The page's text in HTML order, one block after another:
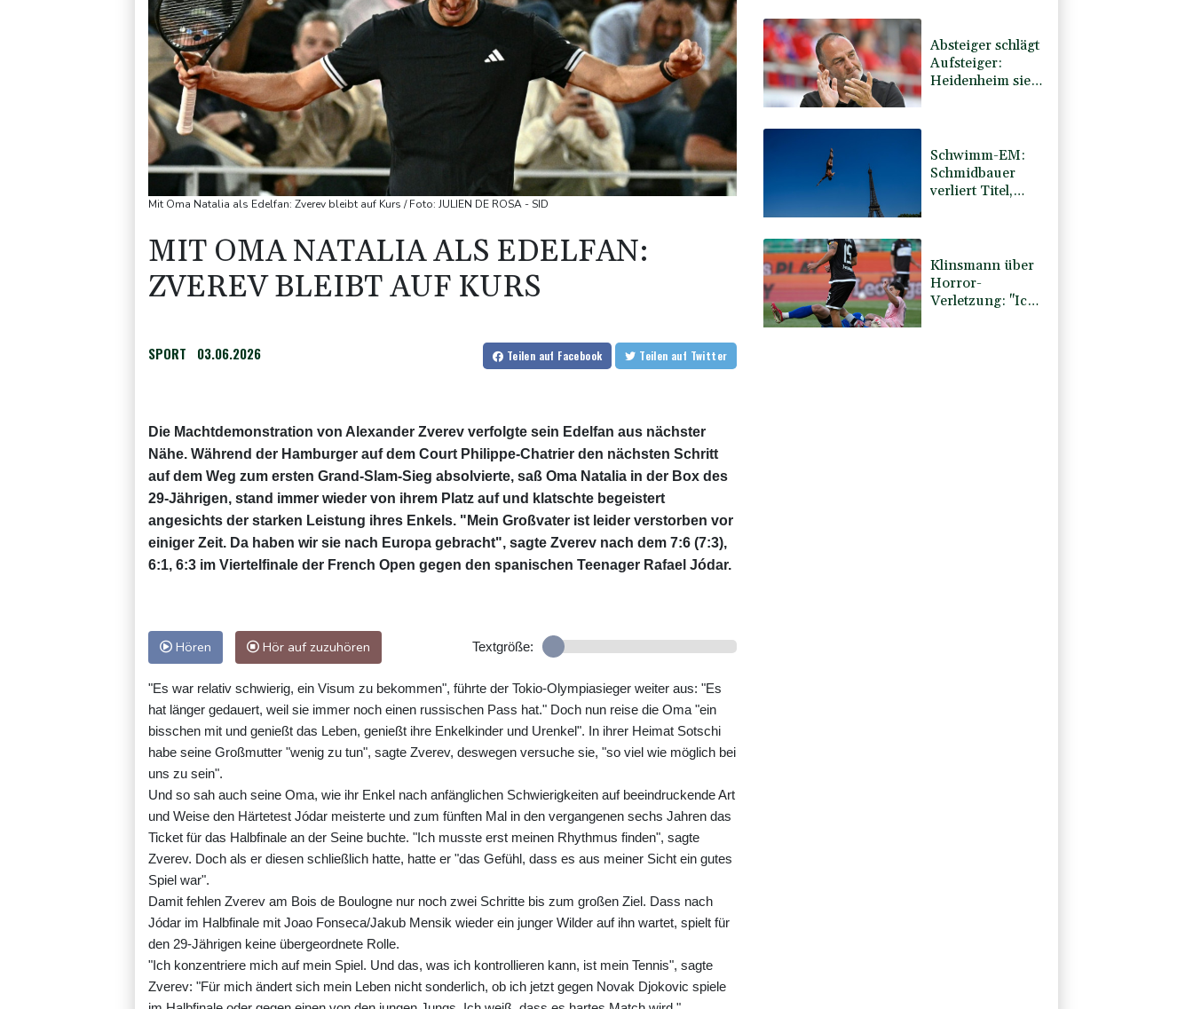
Mit Oma Natalia als Edelfan: Zverev bleibt auf Kurs / Foto: JULIEN DE ROSA - SID
MIT OMA NATALIA ALS EDELFAN:
ZVEREV BLEIBT AUF KURS
SPORT 03.06.2026 Teilen auf Facebook Teilen auf Twitter
Die Machtdemonstration von Alexander Zverev verfolgte sein Edelfan aus nächster
Nähe. Während der Hamburger auf dem Court Philippe-Chatrier den nächsten Schritt
auf dem Weg zum ersten Grand-Slam-Sieg absolvierte, saß Oma Natalia in der Box des
29-Jährigen, stand immer wieder von ihrem Platz auf und klatschte begeistert
angesichts der starken Leistung ihres Enkels. "Mein Großvater ist leider verstorben vor
einiger Zeit. Da haben wir sie nach Europa gebracht", sagte Zverev nach dem 7:6 (7:3),
6:1, 6:3 im Viertelfinale der French Open gegen den spanischen Teenager Rafael Jódar.
Hören Hör auf zuzuhören Textgröße:
"Es war relativ schwierig, ein Visum zu bekommen", führte der Tokio-Olympiasieger weiter aus: "Es
hat länger gedauert, weil sie immer noch einen russischen Pass hat." Doch nun reise die Oma "ein
bisschen mit und genießt das Leben, genießt ihre Enkelkinder und Urenkel". In ihrer Heimat Sotschi
habe seine Großmutter "wenig zu tun", sagte Zverev, deswegen versuche sie, "so viel wie möglich bei
uns zu sein".
Und so sah auch seine Oma, wie ihr Enkel nach anfänglichen Schwierigkeiten auf beeindruckende Art
und Weise den Härtetest Jódar meisterte und zum fünften Mal in den vergangenen sechs Jahren das
Ticket für das Halbfinale an der Seine buchte. "Ich musste erst meinen Rhythmus finden", sagte
Zverev. Doch als er diesen schließlich hatte, hatte er "das Gefühl, dass es aus meiner Sicht ein gutes
Spiel war".
Damit fehlen Zverev am Bois de Boulogne nur noch zwei Schritte bis zum großen Ziel. Dass nach
Jódar im Halbfinale mit Joao Fonseca/Jakub Mensik wieder ein junger Wilder auf ihn wartet, spielt für
den 29-Jährigen keine übergeordnete Rolle.
"Ich konzentriere mich auf mein Spiel. Und das, was ich kontrollieren kann, ist mein Tennis", sagte
Zverev: "Für mich ändert sich mein Leben nicht sonderlich, ob ich jetzt gegen Novak Djokovic spiele
Absteiger schlägt
Aufsteiger:
Heidenheim siegt
Schwimm-EM:
Schmidbauer
verliert Titel,
Klinsmann über
Horror-
Verletzung: "Ich